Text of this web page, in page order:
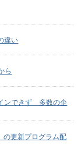
違い
ら
ンできず 多数の企
の更新プログラム配